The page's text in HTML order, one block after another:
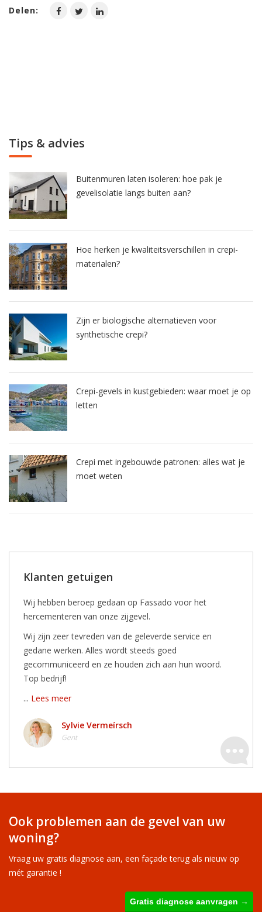
Delen:
Tips & advies
Buitenmuren laten isoleren: hoe pak je
gevelisolatie langs buiten aan?
Hoe herken je kwaliteitsverschillen in crepi-
materialen?
Zijn er biologische alternatieven voor
synthetische crepi?
Crepi-gevels in kustgebieden: waar moet je op
letten
Crepi met ingebouwde patronen: alles wat je
moet weten
Klanten getuigen
Wij hebben beroep gedaan op Fassado voor het
hercementeren van onze zijgevel.
Wij zijn zeer tevreden van de geleverde service en
gedane werken. Alles wordt steeds goed
gecommuniceerd en ze houden zich aan hun woord.
Top bedrijf!
... Lees meer
Sylvie Vermeírsch
Gent
Ook problemen aan de gevel van uw
woning?
Vraag uw gratis diagnose aan, een façade terug als nieuw op
mét garantie !
Gratis diagnose aanvragen →